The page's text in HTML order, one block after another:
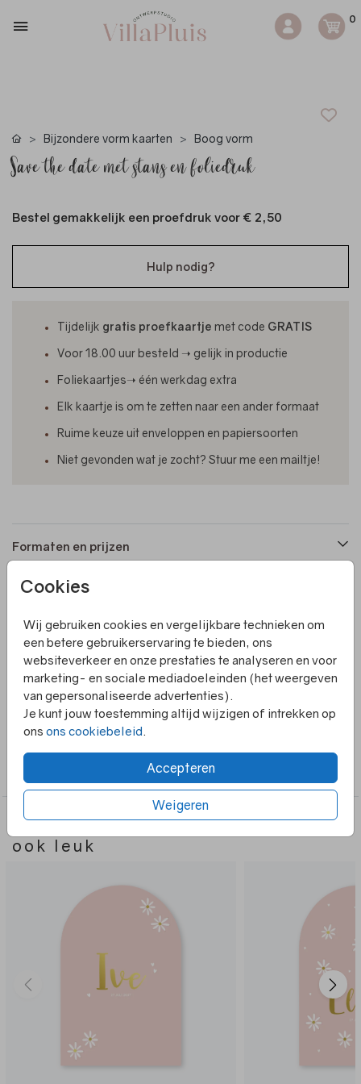
0
Cookies
Wij gebruiken cookies en vergelijkbare technieken om
een betere gebruikerservaring te bieden, ons
websiteverkeer en onze prestaties te analyseren en voor
marketing- en sociale mediadoeleinden (het weergeven
van gepersonaliseerde advertenties).
Je kunt jouw toestemming altijd wijzigen of intrekken op
ons ons cookiebeleid.
Accepteren
Weigeren
Bijzondere vorm kaarten Boog vorm
Save the date met stans en foliedruk
Bestel gemakkelijk een proefdruk voor € 2,50
Hulp nodig?
Tijdelijk gratis proefkaartje met code GRATIS
Voor 18.00 uur besteld ➝ gelijk in productie
Foliekaartjes➝ één werkdag extra
Elk kaartje is om te zetten naar een ander formaat
Ruime keuze uit enveloppen en papiersoorten
Niet gevonden wat je zocht? Stuur me een mailtje!
Formaten en prijzen
Productinformatie
Omschrijving
Een lief save the date kaartje met stansvorm, takjes en
foliedruk. Op de achterkant is er meer tekst welke je zelf
kunt aanpassen.
Collectie
Deze ontwerpen vind je misschien
ook leuk